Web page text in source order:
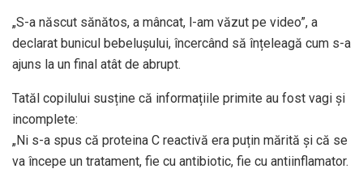
„S-a născut sănătos, a mâncat, l-am văzut pe video”, a
declarat bunicul bebelușului, încercând să înțeleagă cum s-a
ajuns la un final atât de abrupt.
Tatăl copilului susține că informațiile primite au fost vagi și
incomplete:
„Ni s-a spus că proteina C reactivă era puțin mărită și că se
va începe un tratament, fie cu antibiotic, fie cu antiinflamator.